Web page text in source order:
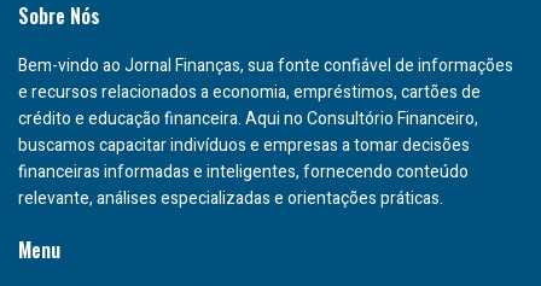
Sobre Nós
Bem-vindo ao Jornal Finanças, sua fonte confiável de informações
e recursos relacionados a economia, empréstimos, cartões de
crédito e educação financeira. Aqui no Consultório Financeiro,
buscamos capacitar indivíduos e empresas a tomar decisões
financeiras informadas e inteligentes, fornecendo conteúdo
relevante, análises especializadas e orientações práticas.
Menu